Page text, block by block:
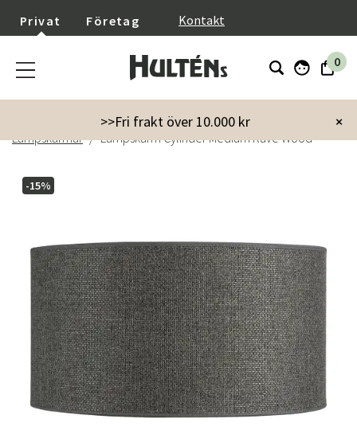
Privat Företag Kontakt
0
×
>>Fri frakt över 10.000 kr
Inredning
Lampor & belysning
Lampskärmar
Lampskärm Cylinder Medium Rave Wood
-15%